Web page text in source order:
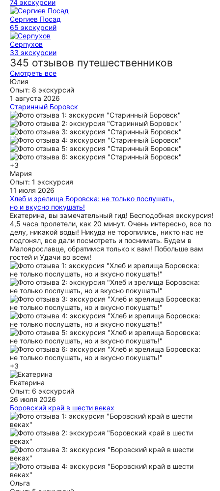
74 экскурсии
Сергиев Посад
65 экскурсий
Серпухов
33 экскурсии
345 отзывов путешественников
Смотреть все
Юлия
Опыт: 8 экскурсий
1 августа 2026
Старинный Боровск
Экскурсия очень понравилась. Все интересно
рассказывала, не торопясь! Все показала и даже больше,
тк мы были на машине и могли доехать до разных мест,
куда пешком в это время не успеешь. Очень советую
посетить Боровск именно с этим экскурсоводом! такие
красивые виды надо увидеть всем
ещё
+3
Мария
Опыт: 1 экскурсия
11 июля 2026
Хлеб и зрелища Боровска: не только послушать,
но и вкусно покушать!
Екатерина, вы замечательный гид! Бесподобная экскурсия!
4,5 часа пролетели, как 20 минут. Очень интересно, все по
делу, никакой воды! Никуда не торопились, никто нас не
подгонял, все дали посмотреть и поснимать. Будем в
Малоярославце, обратимся только к вам! Побольше вам
гостей и Удачи во всем!
+3
Екатерина
Опыт: 6 экскурсий
26 июля 2026
Боровский край в шести веках
Поехали на экскурсию семьёй с детьми и родителями!
Всем очень понравилось! Интересный материал и
изложение, посетили несколько исторических мест,
несколько смотровых площадок с потрясающими видами,
узнали много нового из истории Боровска и России в
целом! Однозначно рекомендую эту экскурсию и
прекрасного гида Ирину!
ещё
Ольга